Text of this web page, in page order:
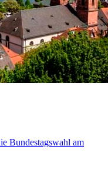
Bundestagswahl am